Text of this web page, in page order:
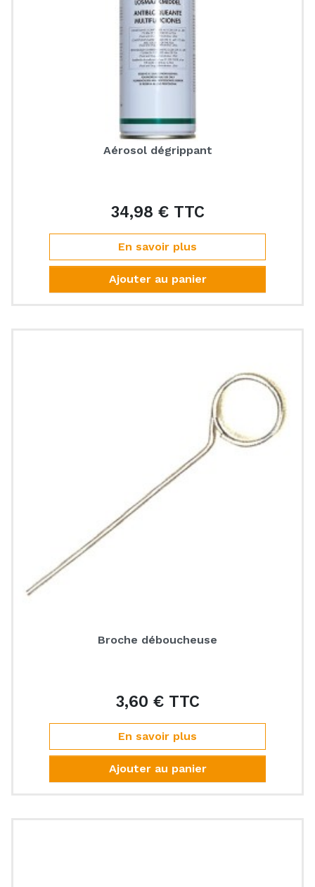
Aérosol dégrippant
34,98 € TTC
En savoir plus
Ajouter au panier
Broche déboucheuse
3,60 € TTC
En savoir plus
Ajouter au panier